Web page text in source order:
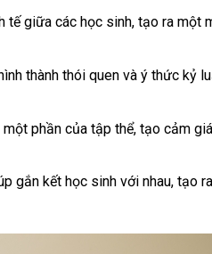
giữa các học sinh, tạo ra một
thành thói quen và ý thức kỷ
phần của tập thể, tạo cảm
gắn kết học sinh với nhau, tạo